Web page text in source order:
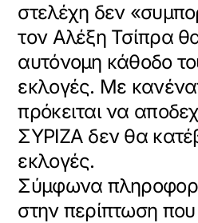
στελέχη δεν
τον Αλέξη Τσίπρα
αυτόνομη κάθοδο
εκλογές. Με
πρόκειται να
ΣΥΡΙΖΑ δεν θα
εκλογές.
Σύμφωνα
στην περίπτωση